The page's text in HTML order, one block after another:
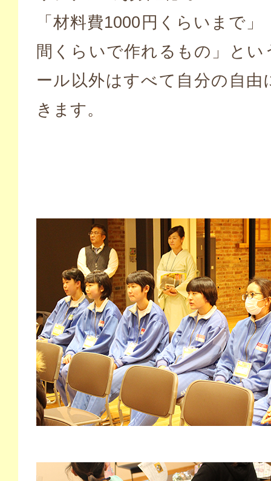
「材料費1000円くらいまで」
間くらいで作れるもの」とい
ール以外はすべて自分の自由
きます。